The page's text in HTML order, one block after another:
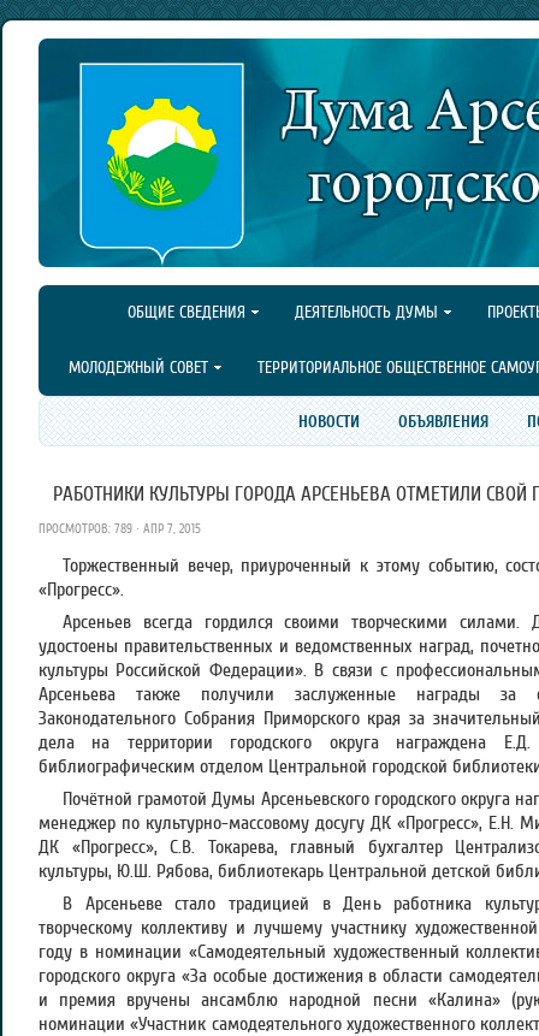
ОБЩИЕ СВЕДЕНИЯ ДЕЯТЕЛЬНОСТЬ ДУМЫ
МОЛОДЕЖНЫЙ СОВЕТ ТЕРРИТОРИАЛЬНОЕ ОБЩЕСТВЕННОЕ
НОВОСТИ ОБЪЯВЛЕНИЯ
РАБОТНИКИ КУЛЬТУРЫ ГОРОДА АРСЕНЬЕВА ОТМЕТИЛИ
ПРОСМОТРОВ: 789 · АПР 7, 2015
Торжественный вечер, приуроченный к этому событию,
«Прогресс».
Арсеньев всегда гордился своими творческими силами.
удостоены правительственных и ведомственных наград,
культуры Российской Федерации». В связи с
Арсеньева также получили заслуженные награды за
Законодательного Собрания Приморского края за
дела на территории городского округа награждена
библиографическим отделом Центральной городской
Почётной грамотой Думы Арсеньевского городского
менеджер по культурно-массовому досугу ДК «Прогресс», Е.Н.
ДК «Прогресс», С.В. Токарева, главный бухгалтер
культуры, Ю.Ш. Рябова, библиотекарь Центральной детской
В Арсеньеве стало традицией в День работника
творческому коллективу и лучшему участнику
году в номинации «Самодеятельный художественный
городского округа «За особые достижения в области
и премия вручены ансамблю народной песни «Калина»
номинации «Участник самодеятельного художественного